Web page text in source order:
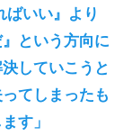
ばいい』より
という方向に
していこうと
てしまったも
す」